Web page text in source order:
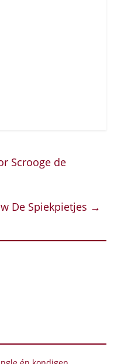
Scrooge de
De Spiekpietjes →